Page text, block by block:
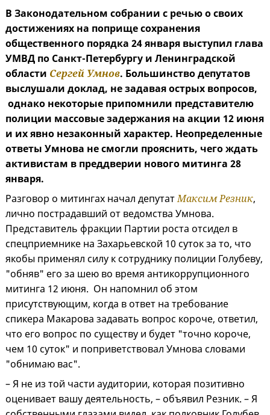
В Законодательном собрании с речью о своих
достижениях на поприще сохранения
общественного порядка 24 января выступил глава
УМВД по Санкт-Петербургу и Ленинградской
области Сергей Умнов. Большинство депутатов
выслушали доклад, не задавая острых вопросов,
однако некоторые припомнили представителю
полиции массовые задержания на акции 12 июня
и их явно незаконный характер. Неопределенные
ответы Умнова не смогли прояснить, чего ждать
активистам в преддверии нового митинга 28
января.
Разговор о митингах начал депутатМаксим Резник,
лично пострадавший от ведомства Умнова.
Представитель фракции Партии роста отсидел в
спецприемнике на Захарьевской 10 суток за то, что
якобы применял силу к сотруднику полиции Голубеву,
"обняв" его за шею во время антикоррупционного
митинга 12 июня. Он напомнил об этом
присутствующим, когда в ответ на требование
спикера Макарова задавать вопрос короче, ответил,
что его вопрос по существу и будет "точно короче,
чем 10 суток" и поприветствовал Умнова словами
"обнимаю вас".
– Я не из той части аудитории, которая позитивно
оценивает вашу деятельность, – объявил Резник. – Я